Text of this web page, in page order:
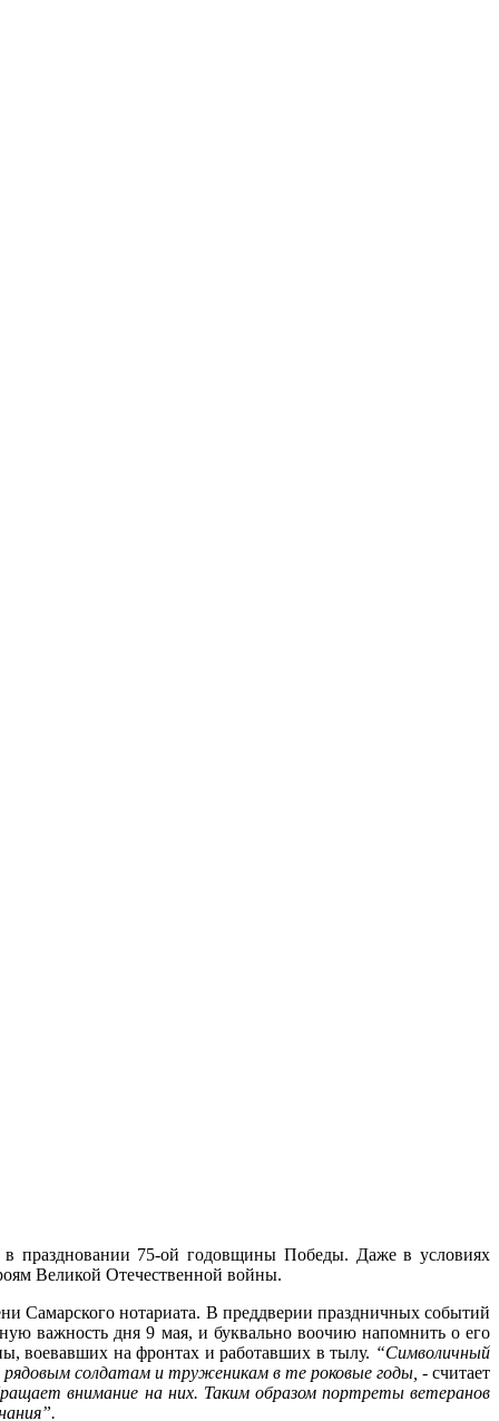
в праздновании 75-ой годовщины Победы. Даже в условиях
Великой Отечественной войны.
Самарского нотариата. В преддверии праздничных событий
важность дня 9 мая, и буквально воочию напомнить о его
воевавших на фронтах и работавших в тылу. “Символичный
солдатам и труженикам в те роковые годы, - считает
внимание на них. Таким образом портреты ветеранов